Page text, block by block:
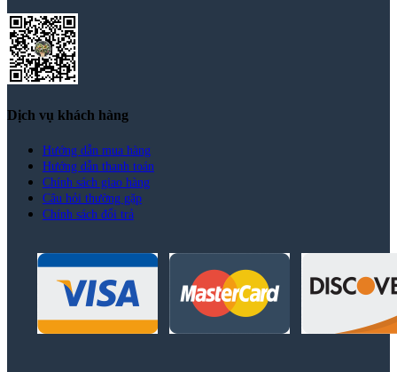
Dịch vụ khách hàng
Hướng dẫn mua hàng
Hướng dẫn thanh toán
Chính sách giao hàng
Câu hỏi thường gặp
Chính sách đổi trả